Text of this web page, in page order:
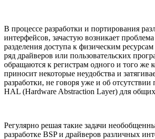
В процессе разработки и портирования
интерфейсов, зачастую возникает
разделения доступа к физическим ресурсам
ряд драйверов или пользовательских
обращаются к регистрам одного и того же
приносит некоторые неудобства и
разработки, не говоря уже и об
HAL (Hardware Abstraction Layer) для
Регулярно решая такие задачи
разработке BSP и драйверов различных